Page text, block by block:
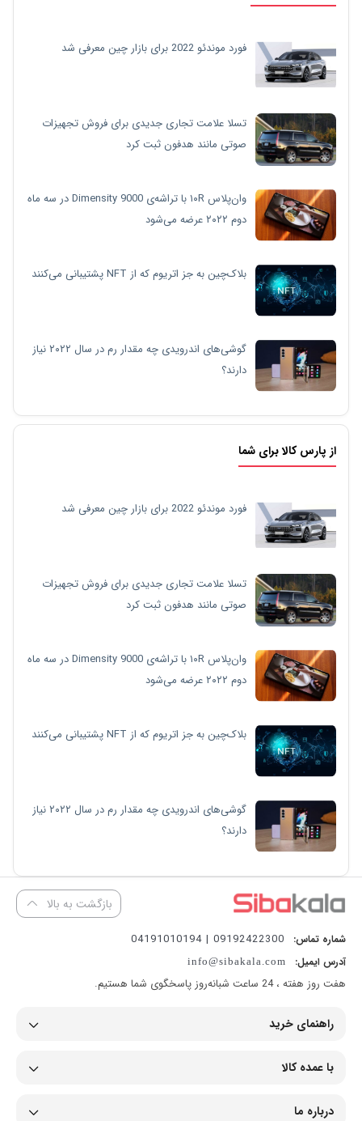
فورد موندئو 2022 برای بازار چین معرفی شد
تسلا علامت تجاری جدیدی برای فروش تجهیزات
صوتی مانند هدفون ثبت کرد
وان‌پلاس ۱۰R با تراشه‌ی Dimensity 9000 در سه ماه
دوم ۲۰۲۲ عرضه می‌شود
بلاک‌چین به جز اتریوم که از NFT پشتیبانی می‌کنند
گوشی‌های اندرویدی چه مقدار رم در سال ۲۰۲۲ نیاز
دارند؟
از پارس کالا برای شما
فورد موندئو 2022 برای بازار چین معرفی شد
تسلا علامت تجاری جدیدی برای فروش تجهیزات
صوتی مانند هدفون ثبت کرد
وان‌پلاس ۱۰R با تراشه‌ی Dimensity 9000 در سه ماه
دوم ۲۰۲۲ عرضه می‌شود
بلاک‌چین به جز اتریوم که از NFT پشتیبانی می‌کنند
گوشی‌های اندرویدی چه مقدار رم در سال ۲۰۲۲ نیاز
دارند؟
بازگشت به بالا
شماره تماس: 09192422300 | 04191010194
آدرس ایمیل: info@sibakala.com
هفت روز هفته ، 24 ساعت شبانه‌روز پاسخگوی شما هستیم.
راهنمای خرید
با عمده کالا
درباره ما